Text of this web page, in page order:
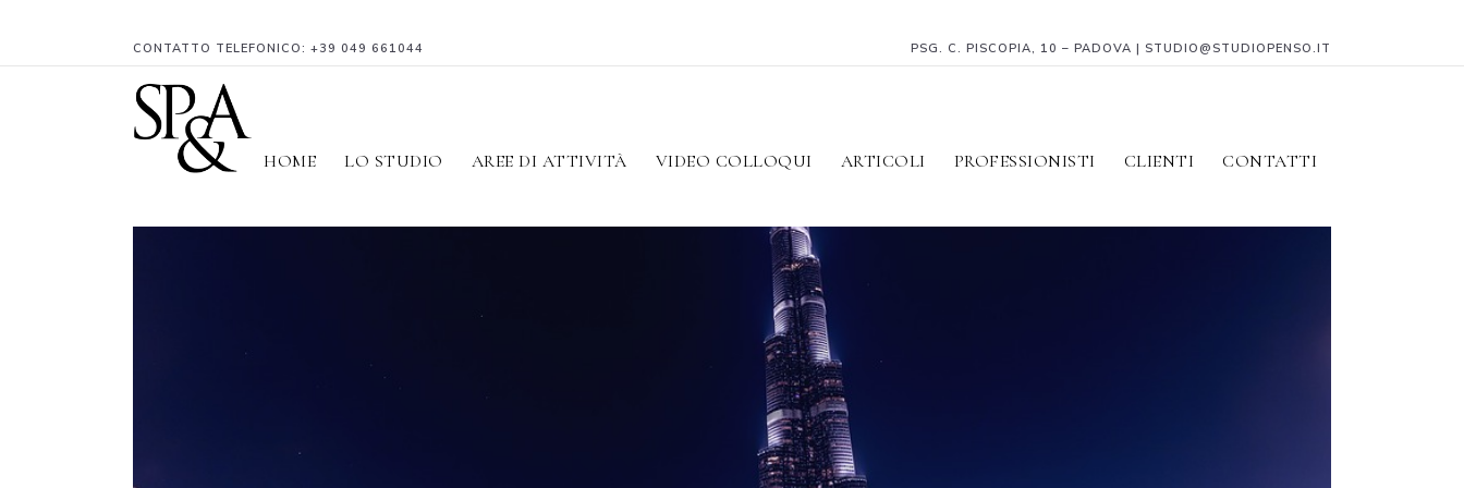
CONTATTO TELEFONICO: +39 049 661044 PSG. C. PISCOPIA, 10 – PADOVA | STUDIO@STUDIOPENSO.IT
HOME LO STUDIO AREE DI ATTIVITÀ VIDEO COLLOQUI ARTICOLI PROFESSIONISTI CLIENTI CONTATTI